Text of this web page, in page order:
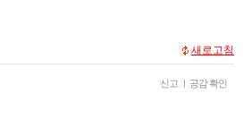
새로고침
신고 공감 확인